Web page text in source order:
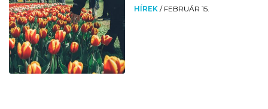
HÍREK / FEBRUÁR 15.